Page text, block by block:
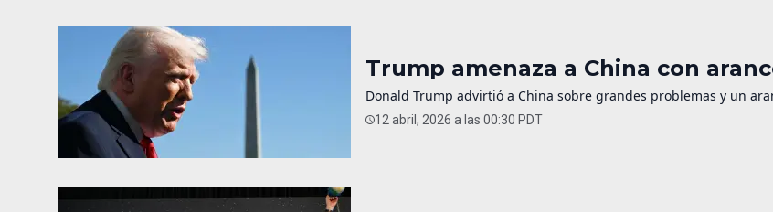
Trump amenaza a China con
Donald Trump advirtió a China sobre grandes problemas y un
12 abril, 2026 a las 00:30 PDT